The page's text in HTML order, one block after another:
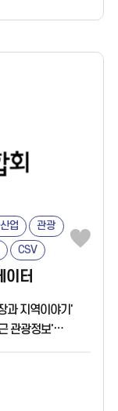
업 관광
CSV
이터
관광정보'